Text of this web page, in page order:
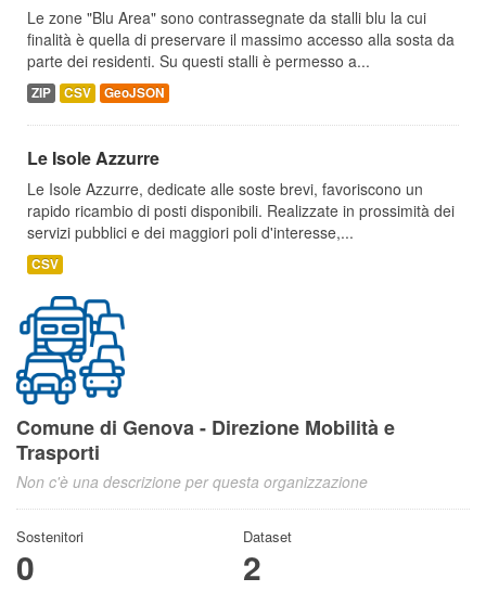
Le zone "Blu Area" sono contrassegnate da stalli blu la cui
finalità è quella di preservare il massimo accesso alla sosta da
parte dei residenti. Su questi stalli è permesso a...
ZIP CSV GeoJSON
Le Isole Azzurre
Le Isole Azzurre, dedicate alle soste brevi, favoriscono un
rapido ricambio di posti disponibili. Realizzate in prossimità dei
servizi pubblici e dei maggiori poli d'interesse,...
CSV
Comune di Genova - Direzione Mobilità e
Trasporti
Non c'è una descrizione per questa organizzazione
Sostenitori
0
Dataset
2